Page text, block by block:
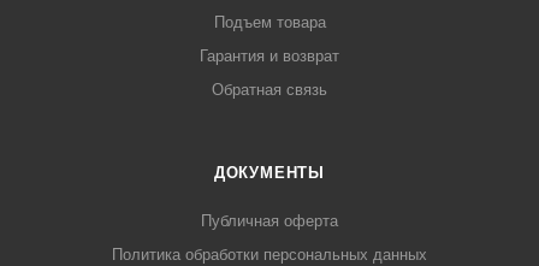
Подъем товара
Гарантия и возврат
Обратная связь
ДОКУМЕНТЫ
Публичная оферта
Политика обработки персональных данных